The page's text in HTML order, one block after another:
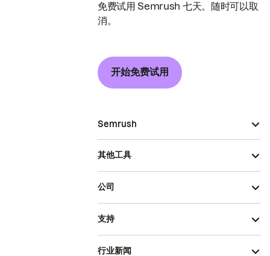
免费试用 Semrush 七天。随时可以取
消。
开始免费试用
Semrush
其他工具
公司
支持
行业新闻